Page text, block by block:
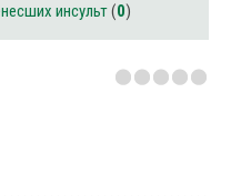
инсульт(0)